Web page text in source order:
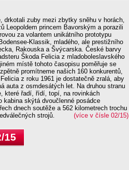
drkotali zuby mezi zbytky sněhu v horách,
Leopoldem princem Bavorským a porazili
za volantem unikátního prototypu
Klassik, mladého, ale prestižního
Rakouska a Švýcarska. České barvy
Škoda Felicia z mladoboleslavského
místě tohoto časopisu poměřuje se
promítneme našich 160 konkurentů,
z roku 1961 je dostatečně zralá, aby
auta z osmdesátých let. Na druhou stranu
které řadí, řídí, topí, na rovinkách
kabina skýtá dvoučlenné posádce
dnech soutěže a 562 kilometrech trochu
strojů.
(více v čísle 02/15)
15